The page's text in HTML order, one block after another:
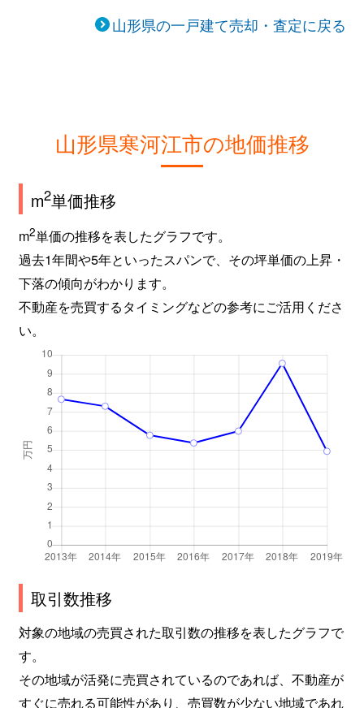
山形県の一戸建て売却・査定に戻る
山形県寒河江市の地価推移
m2単価推移
m2単価の推移を表したグラフです。
過去1年間や5年といったスパンで、その坪単価の上昇・
下落の傾向がわかります。
不動産を売買するタイミングなどの参考にご活用くださ
い。
取引数推移
対象の地域の売買された取引数の推移を表したグラフで
す。
その地域が活発に売買されているのであれば、不動産が
すぐに売れる可能性があり、売買数が少ない地域であれ